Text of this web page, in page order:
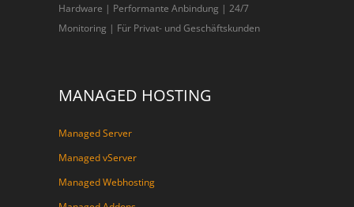
Hardware | Performante Anbindung | 24/7
Monitoring | Für Privat- und Geschäftskunden
MANAGED HOSTING
Managed Server
Managed vServer
Managed Webhosting